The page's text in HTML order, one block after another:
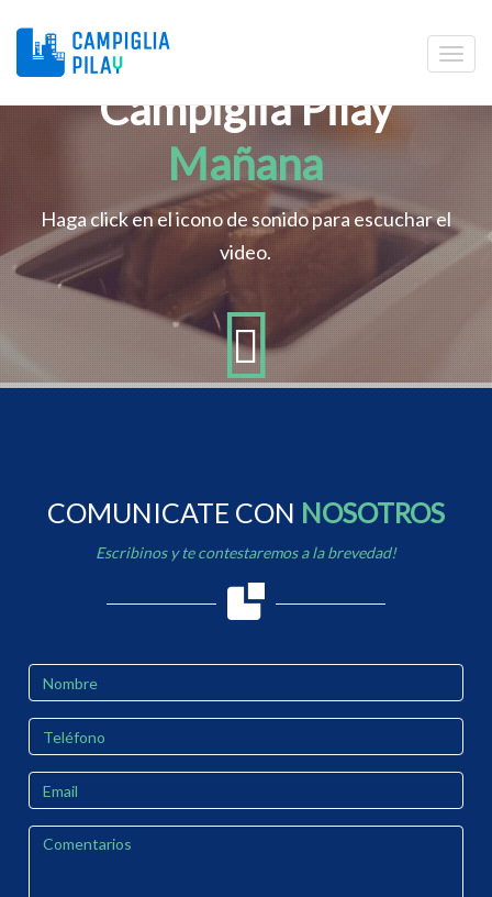
Campiglia Pilay
Mañana
Haga click en el icono de sonido para escuchar el
video.
COMUNICATE CON NOSOTROS
Escribinos y te contestaremos a la brevedad!